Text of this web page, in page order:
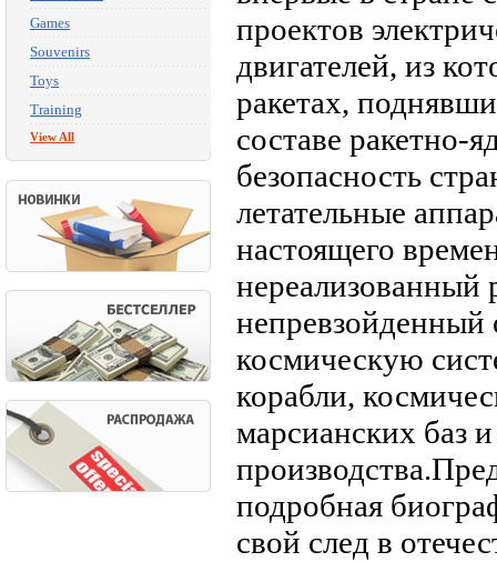
Games
Souvenirs
Toys
Training
View All
проектов
двигателей, из
ракетах,
составе ракетно-
безопасность
летательные
настоящего
нереализованный
космическую
корабли,
марсианских баз
подробная
свой след в